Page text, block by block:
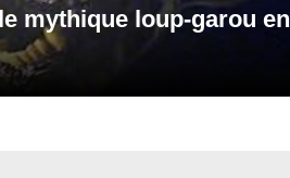
mythique loup-garou en